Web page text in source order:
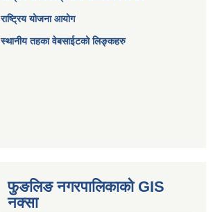
राष्ट्रिय योजना आयोग
स्थानीय तहका वेबसाईटको लिङ्कहरु
फुङलिङ नगरपालिकाको GIS
नक्सा